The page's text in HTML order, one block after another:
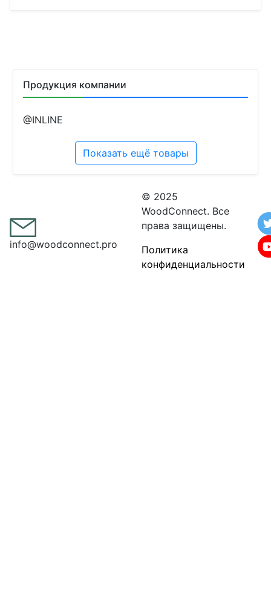
Продукция компании
@INLINE
Показать ещё товары
info@woodconnect.pro
© 2025
WoodConnect. Все
права защищены.
Политика
конфиденциальности